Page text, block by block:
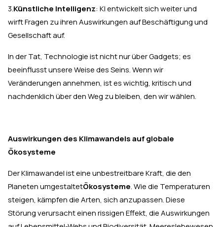
3.Künstliche Intelligenz: KI entwickelt sich weiter und
wirft Fragen zu ihren Auswirkungen auf Beschäftigung und
Gesellschaft auf.
In der Tat, Technologie ist nicht nur über Gadgets; es
beeinflusst unsere Weise des Seins. Wenn wir
Veränderungen annehmen, ist es wichtig, kritisch und
nachdenklich über den Weg zu bleiben, den wir wählen.
Auswirkungen des Klimawandels auf globale
Ökosysteme
Der Klimawandel ist eine unbestreitbare Kraft, die den
Planeten umgestaltetÖkosysteme. Wie die Temperaturen
steigen, kämpfen die Arten, sich anzupassen. Diese
Störung verursacht einen rissigen Effekt, die Auswirkungen